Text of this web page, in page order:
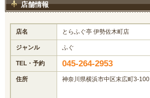
店舗情報
店名 とらふぐ亭 伊勢佐木町店
ジャンル ふぐ
TEL・予約 045-264-2953
住所 神奈川県横浜市中区末広町3-100